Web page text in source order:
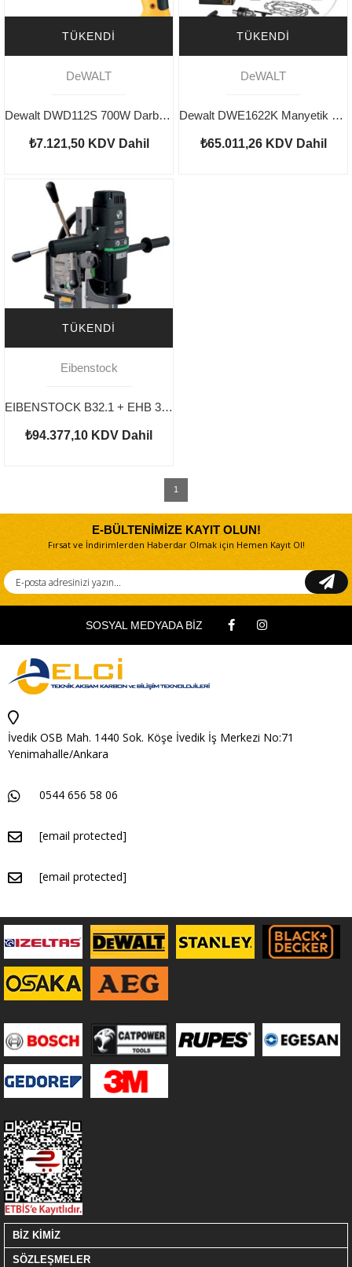
TÜKENDI
DeWALT
Dewalt DWD112S 700W Darbesiz Matkap
₺7.121,50 KDV Dahil
TÜKENDI
DeWALT
Dewalt DWE1622K Manyetik Matkap 1200w
₺65.011,26 KDV Dahil
TÜKENDI
Eibenstock
EIBENSTOCK B32.1 + EHB 32 / 4.2 Şase Matkap Seti
₺94.377,10 KDV Dahil
1
E-BÜLTENİMİZE KAYIT OLUN!
Fırsat ve İndirimlerden Haberdar Olmak için Hemen Kayıt Ol!
SOSYAL MEDYADA BİZ
İvedik OSB Mah. 1440 Sok. Köşe İvedik İş Merkezi No:71
Yenimahalle/Ankara
0544 656 58 06
[email protected]
[email protected]
BİZ KİMİZ
SÖZLEŞMELER